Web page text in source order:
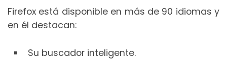
Firefox está disponible en más de 90 idiomas y
en él destacan:
Su buscador inteligente.